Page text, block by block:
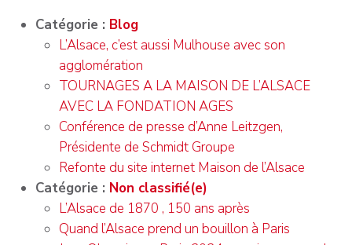
Catégorie : Blog
L’Alsace, c’est aussi Mulhouse avec son
agglomération
TOURNAGES A LA MAISON DE L’ALSACE
AVEC LA FONDATION AGES
Conférence de presse d’Anne Leitzgen,
Présidente de Schmidt Groupe
Refonte du site internet Maison de l’Alsace
Catégorie : Non classifié(e)
L’Alsace de 1870 , 150 ans après
Quand l’Alsace prend un bouillon à Paris